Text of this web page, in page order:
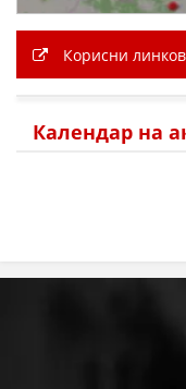
Корисни
Календар на